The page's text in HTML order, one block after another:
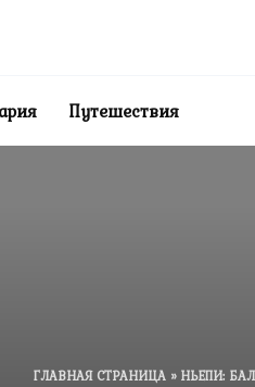
Путешествия
ГЛАВНАЯ СТРАНИЦА » НЬЕПИ: